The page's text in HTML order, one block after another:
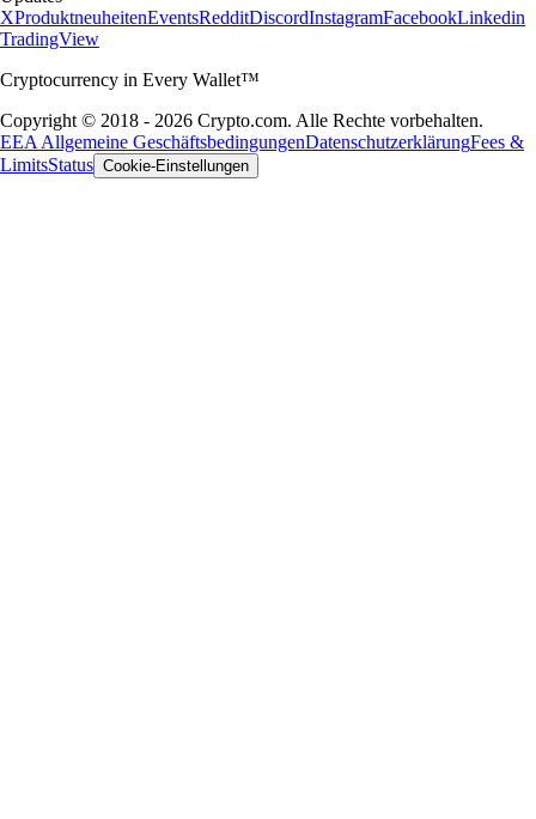
XProduktneuheitenEventsRedditDiscordInstagramFacebookLinkedin
TradingView
Cryptocurrency in Every Wallet™
Copyright © 2018 - 2026 Crypto.com. Alle Rechte vorbehalten.
EEA Allgemeine GeschäftsbedingungenDatenschutzerklärungFees &
LimitsStatus Cookie-Einstellungen